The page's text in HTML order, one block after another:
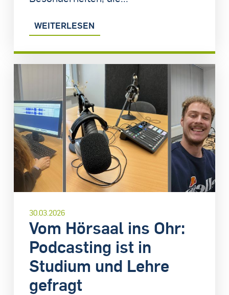
WEITERLESEN
30.03.2026
Vom Hörsaal ins Ohr:
Podcasting ist in
Studium und Lehre
gefragt